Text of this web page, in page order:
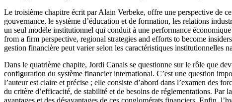
Le troisième chapitre écrit par Alain Verbeke, offre une perspective de
gouvernance, le système d’éducation et de formation, les relations
un seul modèle institutionnel qui conduit à une performance
from a firm perspective, regional strategies and efforts to become
gestion financière peut varier selon les caractéristiques institutionnelles
Dans le quatrième chapite, Jordi Canals se questionne sur le rôle que
configuration du système financier international. C’est une question
l’auteur est claire et précise ; elle consiste d’abord dans l’examen des
du critère d’efficacité, de stabilité et de besoins de réglementations. Par
avantages et des désavantages de ces conglomérats financiers. Enfin,